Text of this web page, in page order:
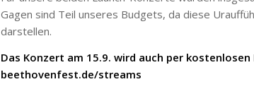
Gagen sind Teil unseres Budgets, da diese
darstellen.
Das Konzert am 15.9. wird auch per
beethovenfest.de/streams